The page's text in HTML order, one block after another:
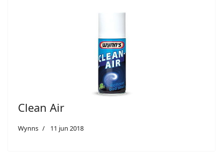
Clean Air
Wynns 11 jun 2018